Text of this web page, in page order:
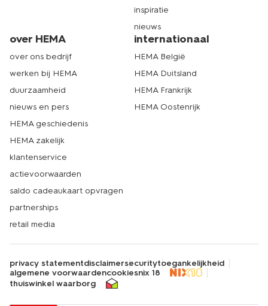
inspiratie
nieuws
over HEMA
over ons bedrijf
werken bij HEMA
duurzaamheid
nieuws en pers
HEMA geschiedenis
HEMA zakelijk
klantenservice
actievoorwaarden
saldo cadeaukaart opvragen
partnerships
retail media
internationaal
HEMA België
HEMA Duitsland
HEMA Frankrijk
HEMA Oostenrijk
privacy statementdisclaimersecuritytoegankelijkheid
algemene voorwaardencookiesnix 18
thuiswinkel waarborg